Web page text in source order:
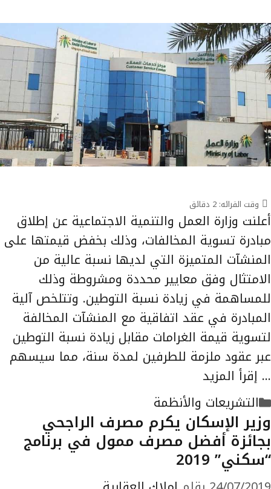
وقت القرائه: 2 دقائق
أعلنت وزارة العمل والتنمية الاجتماعية عن إطلاق
مبادرة تسوية المخالفات، وذلك بخفض قيمتها على
المنشآت المتميزة التي لديها نسبة عالية من
الامتثال وفق معايير محددة ومشروطة وذلك
للمساهمة في زيادة نسبة التوطين. وتتلخص آلية
المبادرة في عقد اتفاقية مع المنشآت المخالفة
لتسوية قيمة الغرامات مقابل زيادة نسبة التوطين
عبر عقود ملزمة للطرفين لمدة سنة، مما سيسهم
… إقرأ المزيد
التصنيفات
التشريعات والأنظمة
وزير الإسكان يكرم مصرف الراجحي
بجائزة أفضل مصرف ممول في برنامج
“سكني” 2019